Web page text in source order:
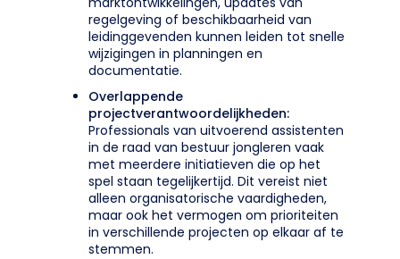
regelgeving of beschikbaarheid van
leidinggevenden kunnen leiden tot snelle
wijzigingen in planningen en
documentatie.
Overlappende
projectverantwoordelijkheden:
Professionals van uitvoerend assistenten
in de raad van bestuur jongleren vaak
met meerdere initiatieven die op het
spel staan tegelijkertijd. Dit vereist niet
alleen organisatorische vaardigheden,
maar ook het vermogen om prioriteiten
in verschillende projecten op elkaar af te
stemmen.